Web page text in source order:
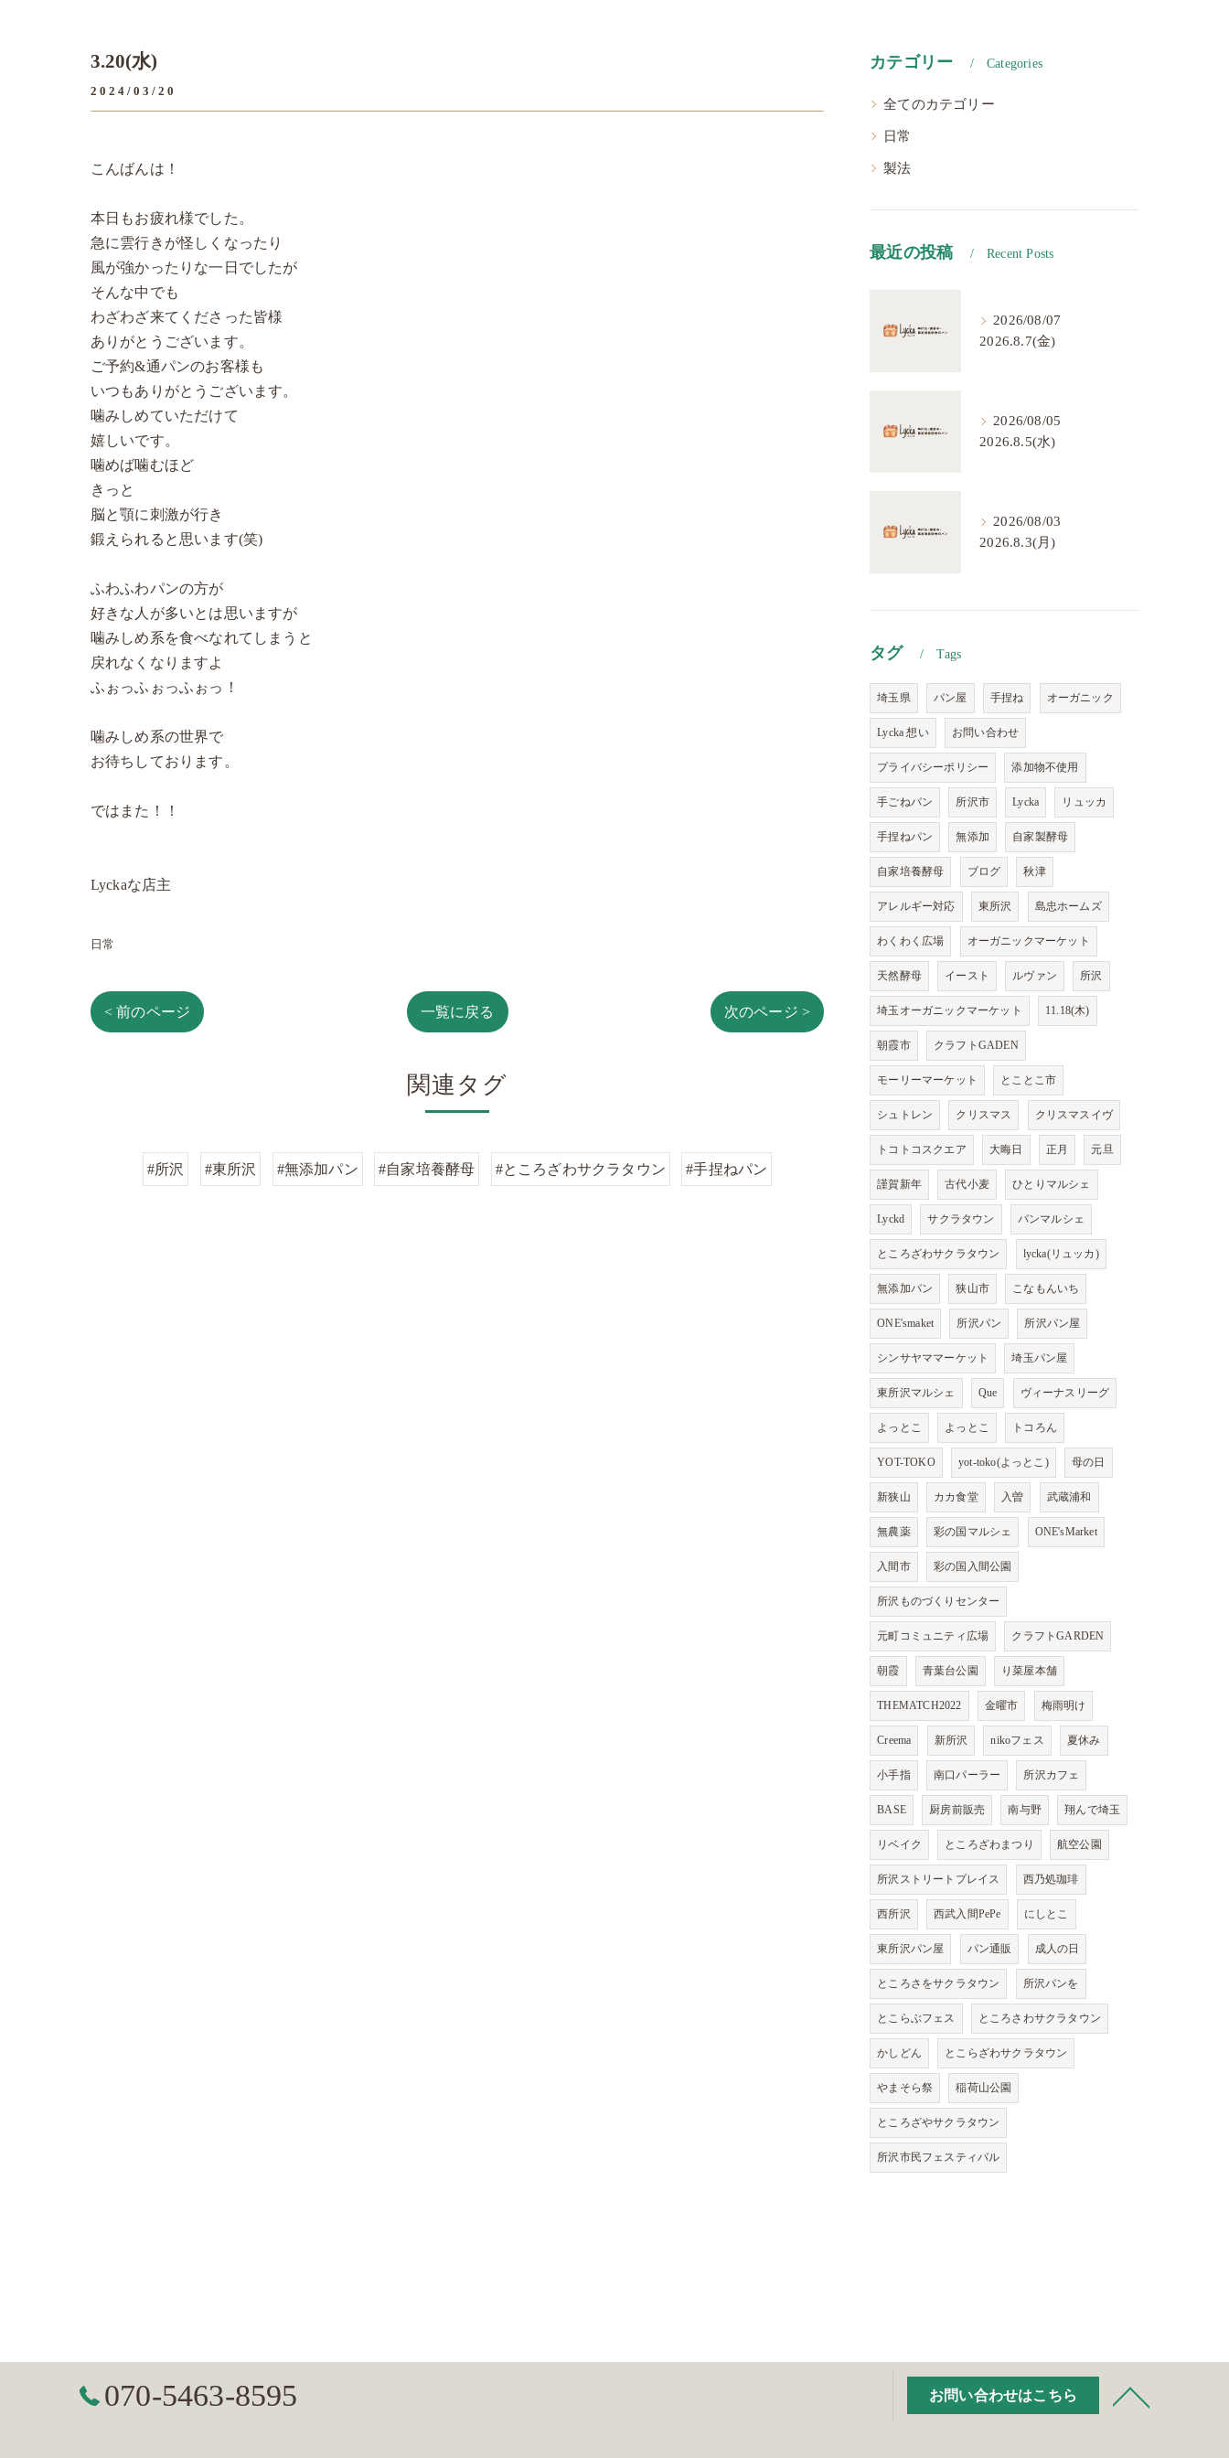
3.20(水)
2024/03/20
こんばんは！
本日もお疲れ様でした。
急に雲行きが怪しくなったり
風が強かったりな一日でしたが
そんな中でも
わざわざ来てくださった皆様
ありがとうございます。
ご予約&通パンのお客様も
いつもありがとうございます。
噛みしめていただけて
嬉しいです。
噛めば噛むほど
きっと
脳と顎に刺激が行き
鍛えられると思います(笑)
ふわふわパンの方が
好きな人が多いとは思いますが
噛みしめ系を食べなれてしまうと
戻れなくなりますよ
ふぉっふぉっふぉっ！
噛みしめ系の世界で
お待ちしております。
ではまた！！
Lyckaな店主
日常
< 前のページ 一覧に戻る 次のページ >
関連タグ
#所沢 #東所沢 #無添加パン #自家培養酵母 #ところざわサクラタウン #手捏ねパン
カテゴリー Categories
全てのカテゴリー
日常
製法
最近の投稿 Recent Posts
2026/08/07
2026.8.7(金)
2026/08/05
2026.8.5(水)
2026/08/03
2026.8.3(月)
タグ Tags
埼玉県 パン屋 手捏ね オーガニック
Lycka 想い お問い合わせ
プライバシーポリシー 添加物不使用
手ごねパン 所沢市 Lycka リュッカ
手捏ねパン 無添加 自家製酵母
自家培養酵母 ブログ 秋津
アレルギー対応 東所沢 島忠ホームズ
わくわく広場 オーガニックマーケット
天然酵母 イースト ルヴァン 所沢
埼玉オーガニックマーケット 11.18(木)
朝霞市 クラフトGADEN
モーリーマーケット とことこ市
シュトレン クリスマス クリスマスイヴ
トコトコスクエア 大晦日 正月 元旦
謹賀新年 古代小麦 ひとりマルシェ
Lyckd サクラタウン パンマルシェ
ところざわサクラタウン lycka(リュッカ)
無添加パン 狭山市 こなもんいち
ONE'smaket 所沢パン 所沢パン屋
シンサヤママーケット 埼玉パン屋
東所沢マルシェ Que ヴィーナスリーグ
よっとこ よっとこ トコろん
YOT-TOKO yot-toko(よっとこ) 母の日
新狭山 カカ食堂 入曽 武蔵浦和
無農薬 彩の国マルシェ ONE'sMarket
入間市 彩の国入間公園
所沢ものづくりセンター
元町コミュニティ広場 クラフトGARDEN
朝霞 青葉台公園 り菜屋本舗
THEMATCH2022 金曜市 梅雨明け
Creema 新所沢 nikoフェス 夏休み
小手指 南口パーラー 所沢カフェ
BASE 厨房前販売 南与野 翔んで埼玉
リベイク ところざわまつり 航空公園
所沢ストリートプレイス 西乃処珈琲
西所沢 西武入間PePe にしとこ
東所沢パン屋 パン通販 成人の日
ところさをサクラタウン 所沢パンを
とこらぶフェス ところさわサクラタウン
かしどん とこらざわサクラタウン
やまそら祭 稲荷山公園
ところざやサクラタウン
所沢市民フェスティバル
070-5463-8595 お問い合わせはこちら